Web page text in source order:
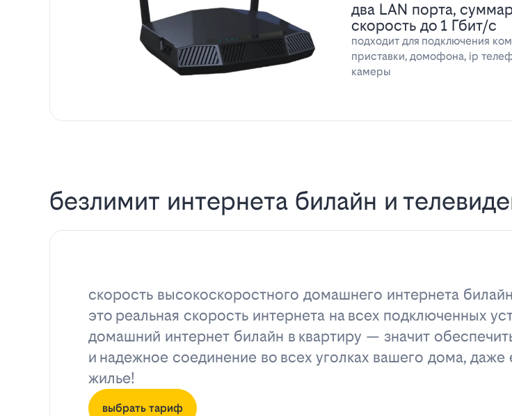
два LAN порта,
скорость до 1 Гбит/с
подходит для подключения
приставки, домофона, ip
камеры
безлимит интернета билайн и
скорость высокоскоростного домашнего интернета
это реальная скорость интернета на всех подключенных
домашний интернет билайн в квартиру — значит
и надежное соединение во всех уголках вашего дома,
жилье!
выбрать тариф